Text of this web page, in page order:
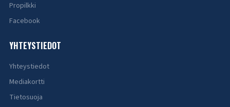
Propilkki
Facebook
YHTEYSTIEDOT
Yhteystiedot
Mediakortti
Tietosuoja